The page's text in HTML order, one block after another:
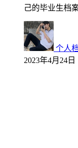
己的毕业生档
个人
2023年4月24日